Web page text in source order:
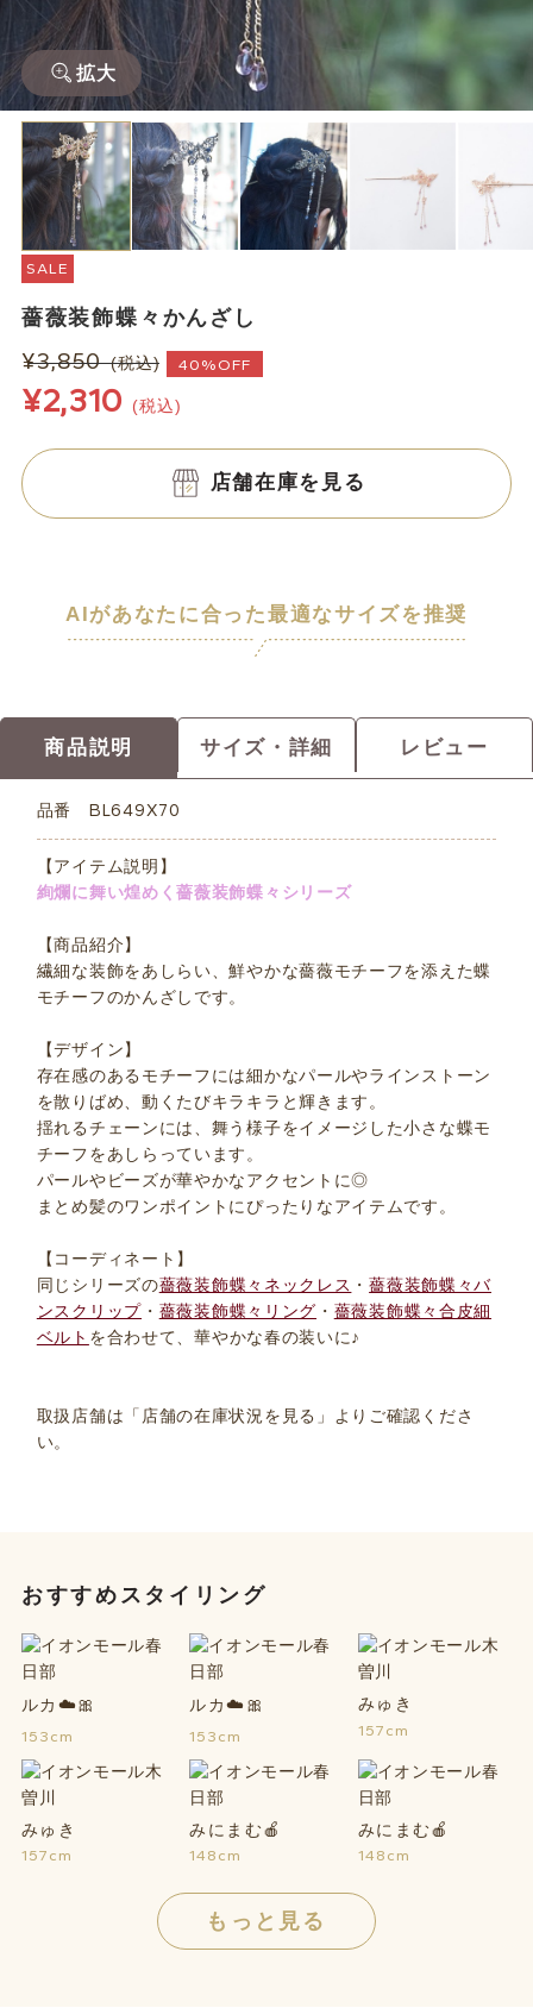
拡大
SALE
薔薇装飾蝶々かんざし
¥3,850 (税込) 40%OFF
¥2,310 (税込)
店舗在庫を見る
AIがあなたに合った最適なサイズを推奨
商品説明 サイズ・詳細 レビュー
品番 BL649X70
【アイテム説明】
絢爛に舞い煌めく薔薇装飾蝶々シリーズ
【商品紹介】
繊細な装飾をあしらい、鮮やかな薔薇モチーフを添えた蝶
モチーフのかんざしです。
【デザイン】
存在感のあるモチーフには細かなパールやラインストーン
を散りばめ、動くたびキラキラと輝きます。
揺れるチェーンには、舞う様子をイメージした小さな蝶モ
チーフをあしらっています。
パールやビーズが華やかなアクセントに◎
まとめ髪のワンポイントにぴったりなアイテムです。
【コーディネート】
同じシリーズの薔薇装飾蝶々ネックレス ・薔薇装飾蝶々バ
ンスクリップ ・ 薔薇装飾蝶々リング ・ 薔薇装飾蝶々合皮細
ベルト を合わせて、華やかな春の装いに♪
取扱店舗は「店舗の在庫状況を見る」よりご確認くださ
い。
おすすめスタイリング
ルカ☁️🎀
153cm
ルカ☁️🎀
153cm
みゅき
157cm
みゅき
157cm
みにまむ🍎
148cm
みにまむ🍎
148cm
もっと見る